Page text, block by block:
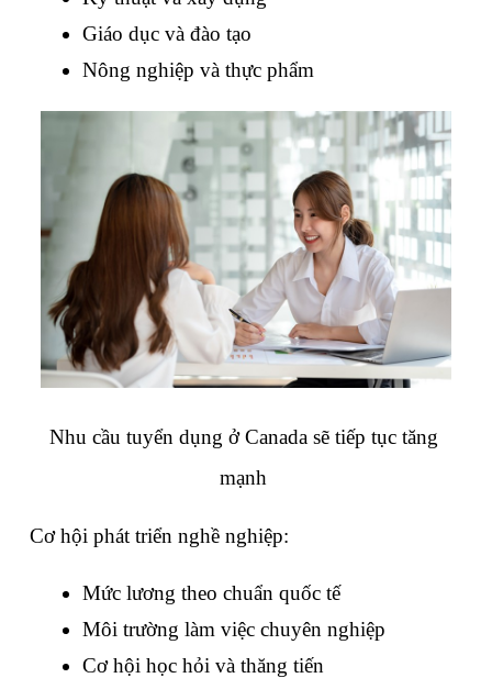
Giáo dục và đào tạo
Nông nghiệp và thực phẩm
Nhu cầu tuyển dụng ở Canada sẽ tiếp tục tăng
mạnh
Cơ hội phát triển nghề nghiệp:
Mức lương theo chuẩn quốc tế
Môi trường làm việc chuyên nghiệp
Cơ hội học hỏi và thăng tiến